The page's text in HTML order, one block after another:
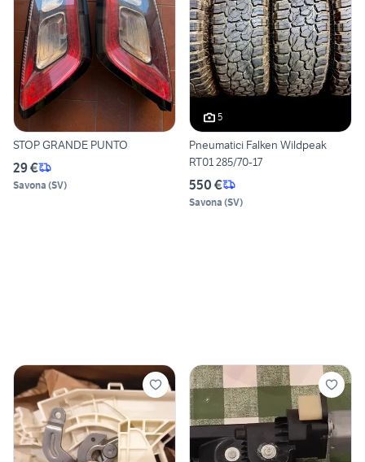
STOP GRANDE PUNTO
29 €
Savona (SV)
5
Pneumatici Falken Wildpeak
RT01 285/70-17
550 €
Savona (SV)